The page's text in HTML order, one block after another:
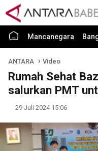
Mancanegara
ANTARA Video
Rumah Sehat
salurkan PMT
29 Juli 2024 15:06